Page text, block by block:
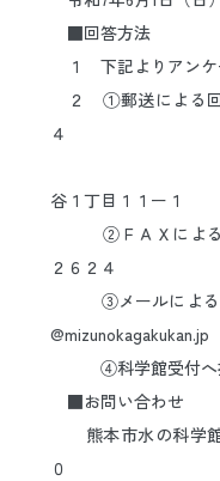
■回答方法
１ 下記よりアンケ
２ ①郵送による
４
熊本
谷１丁目１１ー１
②ＦＡＸによる
２６２４
③メールによる
@mizunokagakukan.jp
④科学館受付へ
■お問い合わせ
熊本市水の科学
０